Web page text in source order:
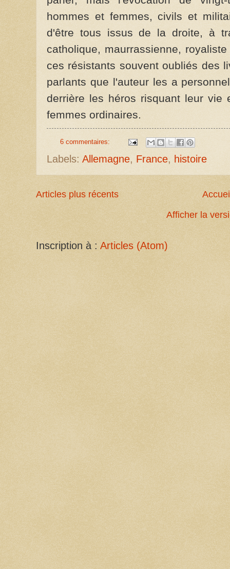
hommes et femmes, civils et
d'être tous issus de la droite, à
catholique, maurrassienne,
ces résistants souvent oubliés des
parlants que l'auteur les a
derrière les héros risquant leur
femmes ordinaires.
6 commentaires:
Labels: Allemagne, France, histoire
Articles plus récents
Afficher la
Inscription à : Articles (Atom)